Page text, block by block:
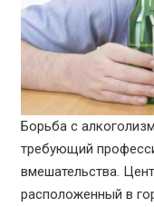
Борьба с
требующий
вмешательства.
расположенный в